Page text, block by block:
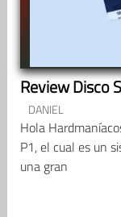
Review Disco
DANIEL
Hola
P1, el cual es un
una gran